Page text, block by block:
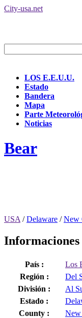
City-usa.net
LOS E.E.U.U.
Estado
Bandera
Mapa
Parte
Noticias
Bear
USA /Delaware /New
Informaciones
País :
Los
Región :
Del
División :
Al
Estado :
County :
New